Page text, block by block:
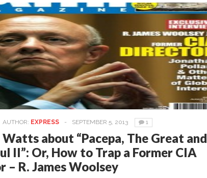
AUTHOR: EXPRESS - SEPTEMBER 5, 2013 1
Watts about “Pacepa, The Great and
II”: Or, How to Trap a Former CIA
– R. James Woolsey